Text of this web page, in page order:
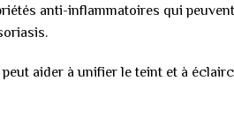
anti-inflammatoires qui
aider à unifier le teint et à